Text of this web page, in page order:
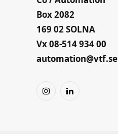
Box 2082
169 02 SOLNA
Vx 08-514 934 00
automation@vtf.se
InstagramLinkedIn